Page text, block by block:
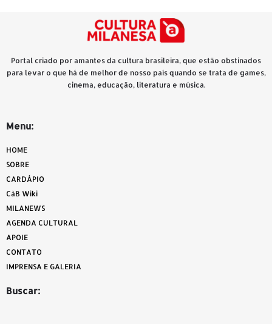
Portal criado por amantes da cultura brasileira, que estão obstinados
para levar o que há de melhor de nosso país quando se trata de games,
cinema, educação, literatura e música.
Menu:
HOME
SOBRE
CARDÁPIO
CàB Wiki
MILANEWS
AGENDA CULTURAL
APOIE
CONTATO
IMPRENSA E GALERIA
Buscar: